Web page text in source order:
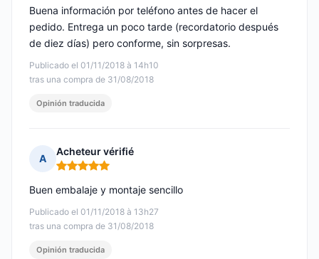
Publicado el 01/11/2018 à 14h10
tras una compra de 31/08/2018
Buena información por teléfono antes de hacer el
pedido. Entrega un poco tarde (recordatorio después
de diez días) pero conforme, sin sorpresas.
Opinión traducida
A
Acheteur vérifié
Nota: 5 de 5
Publicado el 01/11/2018 à 13h27
tras una compra de 31/08/2018
Buen embalaje y montaje sencillo
Opinión traducida